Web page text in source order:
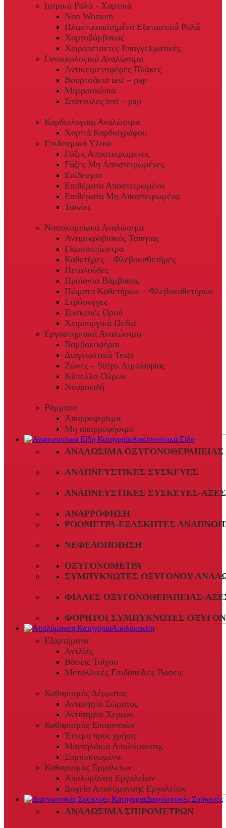
Ιατρικά Ρολά - Χαρτικά
Non Wooven
Πλαστικοποιημένα Εξεταστικά Ρολά
Χαρτοβάμβακας
Χειροπετσέτες Επαγγελματικές
Γυναικολογικά Αναλώσιμα
Αντικειμενοφόρες Πλάκες
Βουρτσάκια test – pap
Μητροσκόπια
Σπάτουλες test – pap
Καρδιολογικά Αναλώσιμα
Χαρτιά Καρδιογράφου
Επιδεσμικό Υλικό
Γάζες Αποστειρωμένες
Γάζες Μη Αποστειρωμένες
Επίδεσμοι
Επιθέματα Αποστειρωμένα
Επιθέματα Μη Αποστειρωμένα
Ταινίες
Νοσοκομειακά Αναλώσιμα
Αντιμικροβιακός Τάπητας
Γλωσσοπίεστρα
Καθετήρες – Φλεβοκαθετήρες
Πεταλούδες
Προϊόντα Βάμβακος
Πώματα Καθετήρων – Φλεβοκαθετήρων
Στρόφυγγες
Συσκευές Ορού
Χειρουργικά Πεδία
Εργαστηριακά Αναλώσιμα
Βαμβακοφόροι
Διαγνωστικά Tests
Ζώνες – Strips Αιμοληψίας
Κύπελλα Ούρων
Νεφροειδή
Ράμματα
Απορροφήσιμα
Μη απορροφήσιμα
Αναπνευστικά Είδη
ΑΝΑΛΏΣΙΜΑ ΟΞΥΓΟΝΟΘΕΡΑΠΕΊΑΣ
ΑΝΑΠΝΕΥΣΤΙΚΈΣ ΣΥΣΚΕΥΈΣ
ΑΝΑΠΝΕΥΣΤΙΚΈΣ ΣΥΣΚΕΥΈΣ-
ΑΝΑΡΡΌΦΗΣΗ
ΡΟΌΜΕΤΡΑ-ΕΞΑΣΚΗΤΈΣ
ΝΕΦΕΛΟΠΟΊΗΣΗ
ΟΞΥΓΟΝΌΜΕΤΡΑ
ΣΥΜΠΥΚΝΩΤΈΣ ΟΞΥΓΌΝΟΥ-
ΦΙΆΛΕΣ ΟΞΥΓΟΝΟΘΕΡΑΠΕΊΑΣ-
ΦΟΡΗΤΟΊ ΣΥΜΠΥΚΝΩΤΈΣ
Απολύμανση
Εξαρτήματα
Αντλίες
Βάσεις Τοίχου
Μεταλλικές Επιδαπέδιες Βάσεις
Καθαρισμός Δέρματος
Αντισηψία Σώματος
Αντισηψία Χεριών
Καθαρισμός Επιφανειών
Έτοιμα προς χρήση
Μαντηλάκια Απολύμανσης
Συμπυκνωμένα
Καθαρισμός Εργαλείων
Απολύμανση Εργαλείων
Δοχεία Απολύμανσης Εργαλείων
Διαγνωστικές Συσκευές
ΑΝΑΛΏΣΙΜΑ ΣΠΙΡΟΜΈΤΡΩΝ